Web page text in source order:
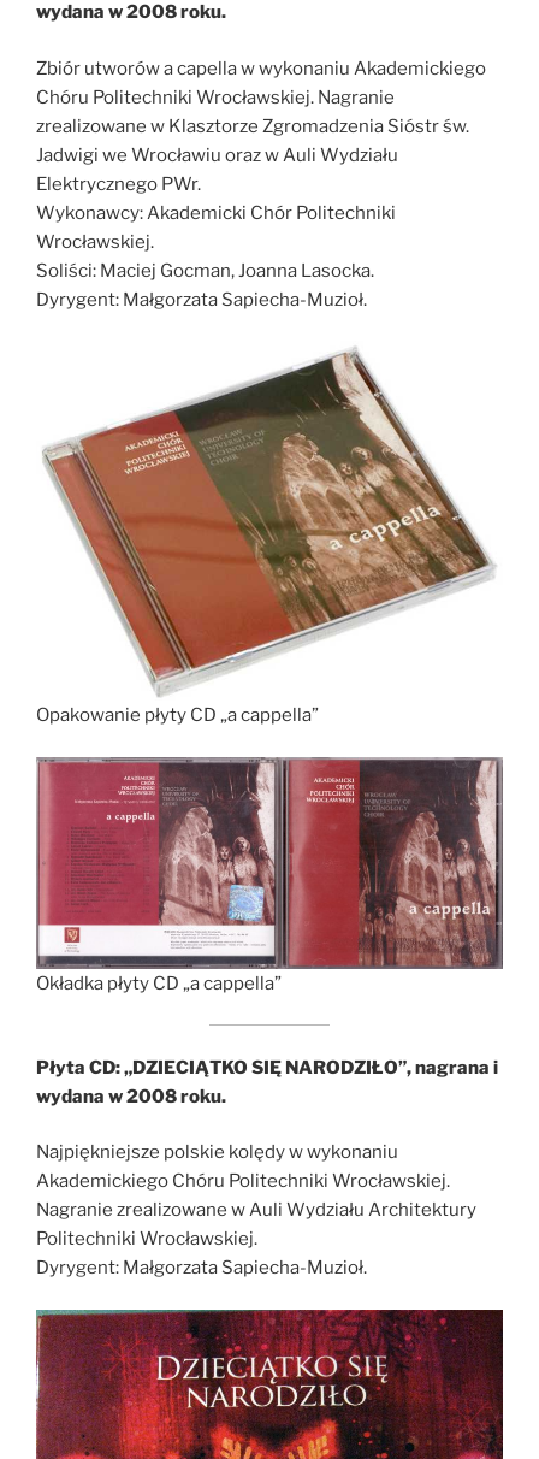
wydana w 2008 roku.
Zbiór utworów a capella w wykonaniu Akademickiego
Chóru Politechniki Wrocławskiej. Nagranie
zrealizowane w Klasztorze Zgromadzenia Sióstr św.
Jadwigi we Wrocławiu oraz w Auli Wydziału
Elektrycznego PWr.
Wykonawcy: Akademicki Chór Politechniki
Wrocławskiej.
Soliści: Maciej Gocman, Joanna Lasocka.
Dyrygent: Małgorzata Sapiecha-Muzioł.
Opakowanie płyty CD „a cappella”
Okładka płyty CD „a cappella”
Płyta CD: „DZIECIĄTKO SIĘ NARODZIŁO”, nagrana i
wydana w 2008 roku.
Najpiękniejsze polskie kolędy w wykonaniu
Akademickiego Chóru Politechniki Wrocławskiej.
Nagranie zrealizowane w Auli Wydziału Architektury
Politechniki Wrocławskiej.
Dyrygent: Małgorzata Sapiecha-Muzioł.